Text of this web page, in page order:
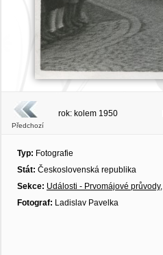
Předchozí
rok: kolem 1950
Typ: Fotografie
Stát: Československá republika
Sekce: Události - Prvomájové průvody,
Fotograf: Ladislav Pavelka